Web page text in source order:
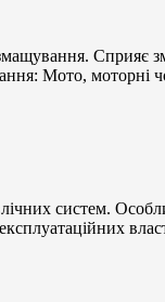
Сприяє
Мото, моторні
систем.